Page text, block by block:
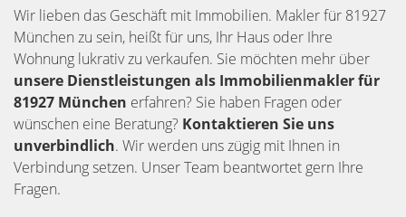
Wir lieben das Geschäft mit Immobilien. Makler für 81927
München zu sein, heißt für uns, Ihr Haus oder Ihre
Wohnung lukrativ zu verkaufen. Sie möchten mehr über
unsere Dienstleistungen als Immobilienmakler für
81927 München erfahren? Sie haben Fragen oder
wünschen eine Beratung? Kontaktieren Sie uns
unverbindlich. Wir werden uns zügig mit Ihnen in
Verbindung setzen. Unser Team beantwortet gern Ihre
Fragen.